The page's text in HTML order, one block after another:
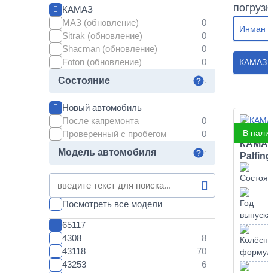
КАМАЗ
МАЗ (обновление)
Sitrak (обновление)
Shacman (обновление)
Foton (обновление)
Состояние
Новый автомобиль
После капремонта
Проверенный с пробегом
Модель автомобиля
Посмотреть все модели
65117
4308
43118
43253
Инман
КАМАЗ
В